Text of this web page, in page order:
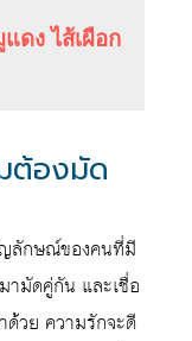
ดง ไส้เผือก
ต้องมัด
ลักษณ์ของคนที่มี
มัดคู่กัน และเชื่อ
วย ความรักจะดี